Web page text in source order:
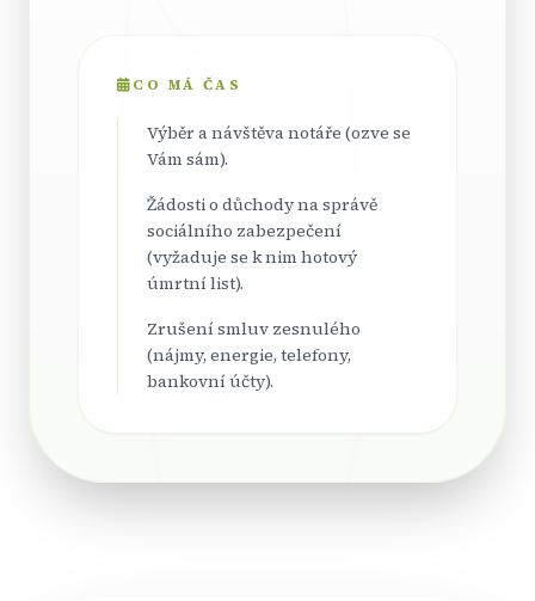
CO MÁ ČAS
Výběr a návštěva notáře (ozve se
Vám sám).
Žádosti o důchody na správě
sociálního zabezpečení
(vyžaduje se k nim hotový
úmrtní list).
Zrušení smluv zesnulého
(nájmy, energie, telefony,
bankovní účty).